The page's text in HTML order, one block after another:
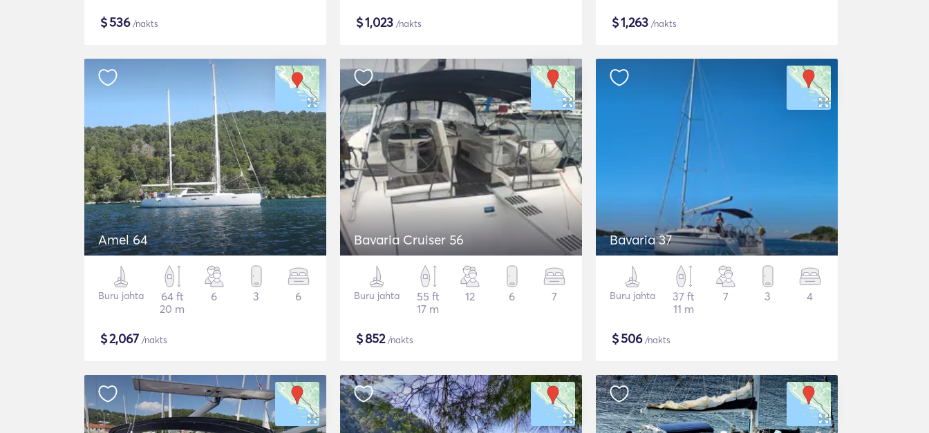
$536/nakts $1,023 /nakts $1,263 /nakts
Amel 64
Buru jahta
64 ft
20 m
6 3 6
$2,067 /nakts
Bavaria Cruiser 56
Buru jahta
55 ft
17 m
12 6 7
$852/nakts
Bavaria 37
Buru jahta
37 ft
11 m
7 3 4
$506/nakts